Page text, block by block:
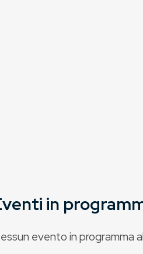
in
evento in programma